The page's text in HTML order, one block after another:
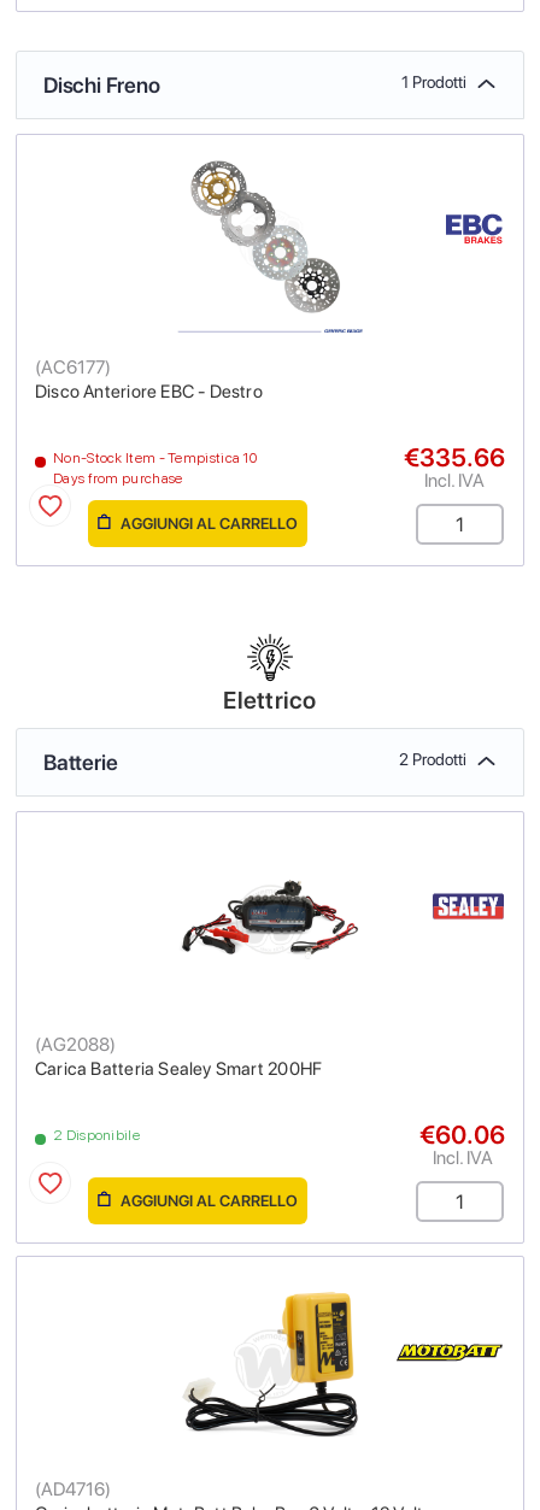
Dischi Freno 1 Prodotti
Disco Anteriore EBC - Destro
(AC6177)
Non-Stock Item - Tempistica 10
Days from purchase
€335.66
Incl. IVA
AGGIUNGI AL CARRELLO
Elettrico
Batterie 2 Prodotti
Carica Batteria Sealey Smart 200HF
(AG2088)
2 Disponibile €60.06
Incl. IVA
AGGIUNGI AL CARRELLO
(AD4716)